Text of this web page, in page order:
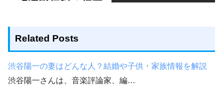
Related Posts
渋谷陽一の妻はどんな人？結婚や子供・家族情報を解説
渋谷陽一さんは、音楽評論家、編…